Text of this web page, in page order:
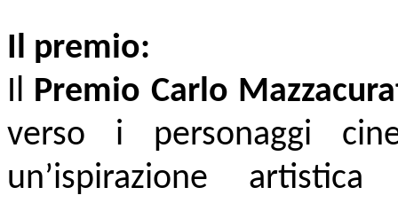
Il premio:
Il Premio Carlo
verso i personaggi
un’ispirazione